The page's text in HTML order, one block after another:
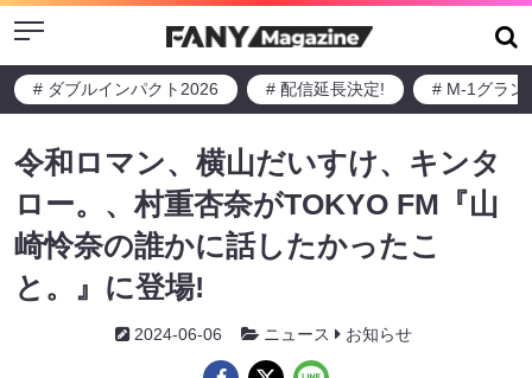
Menu
# ダブルインパクト2026 # 配信延長決定! # M-1グラン
令和ロマン、横山だいすけ、キンタ
ロー。、村重杏奈がTOKYO FM『山
崎怜奈の誰かに話したかったこ
と。』に登場!
2024-06-06 ニュース お知らせ